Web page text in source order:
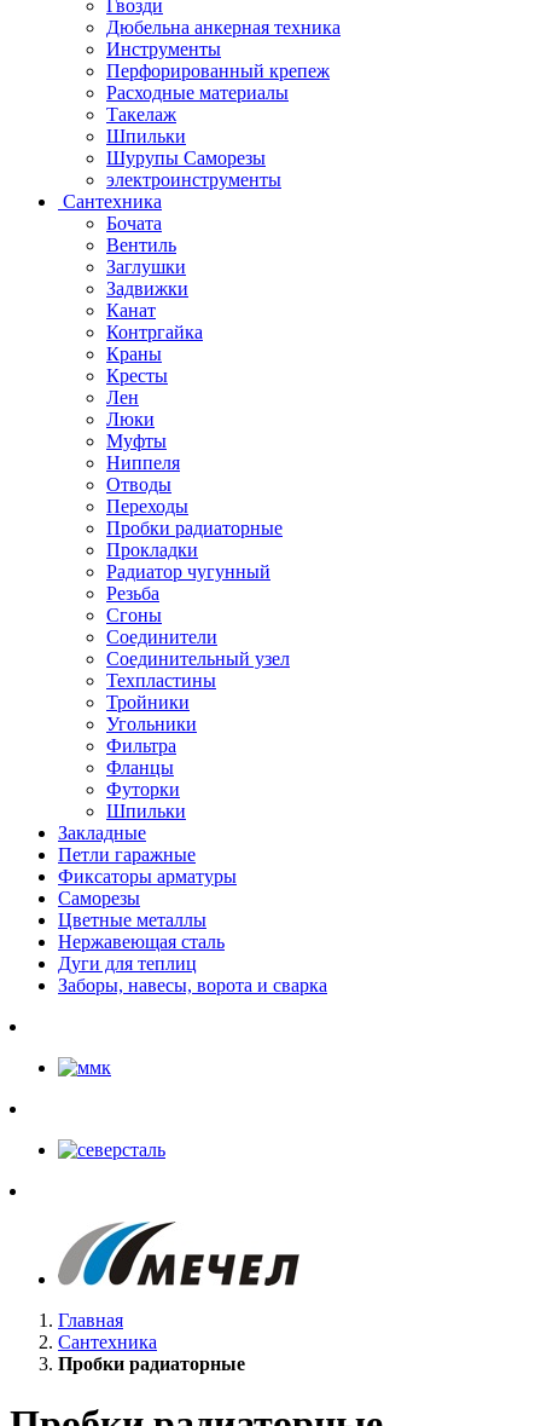
Гвозди
Дюбельна анкерная техника
Инструменты
Перфорированный крепеж
Расходные материалы
Такелаж
Шпильки
Шурупы Саморезы
электроинструменты
Сантехника
Бочата
Вентиль
Заглушки
Задвижки
Канат
Контргайка
Краны
Кресты
Лен
Люки
Муфты
Ниппеля
Отводы
Переходы
Пробки радиаторные
Прокладки
Радиатор чугунный
Резьба
Сгоны
Соединители
Соединительный узел
Техпластины
Тройники
Угольники
Фильтра
Фланцы
Футорки
Шпильки
Закладные
Петли гаражные
Фиксаторы арматуры
Саморезы
Цветные металлы
Нержавеющая сталь
Дуги для теплиц
Заборы, навесы, ворота и сварка
Главная
Сантехника
Пробки радиаторные